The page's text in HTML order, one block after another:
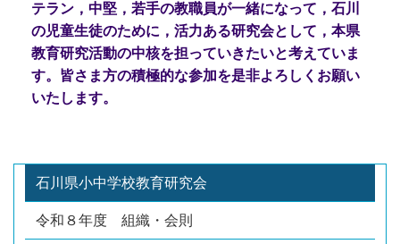
石川県小中学校教育研究会
令和８年度 組織・会則
テラン，中堅，若手の教職員が一緒になって，石川
の児童生徒のために，活力ある研究会として，本県
教育研究活動の中核を担っていきたいと考えていま
す。皆さま方の積極的な参加を是非よろしくお願い
いたします。